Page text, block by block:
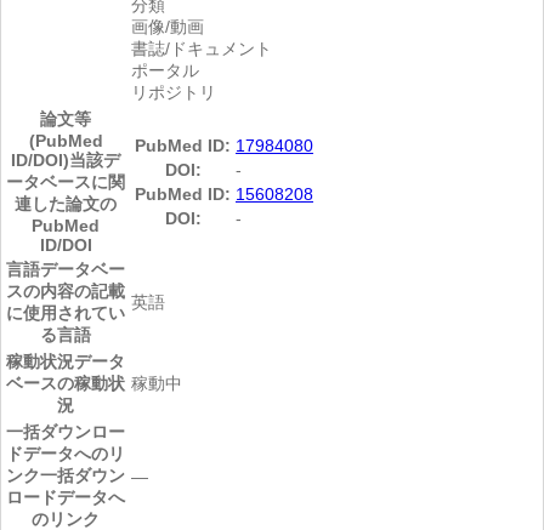
分類
画像/動画
書誌/ドキュメント
ポータル
リポジトリ
論文等
(PubMed
ID/DOI)当該デ
ータベースに関
連した論文の
PubMed
ID/DOI
PubMed ID: 17984080
DOI:
-
PubMed ID: 15608208
DOI:
-
言語データベー
スの内容の記載
に使用されてい
る言語
英語
稼動状況データ
ベースの稼動状
況
稼動中
一括ダウンロー
ドデータへのリ
ンク一括ダウン
ロードデータへ
のリンク
―